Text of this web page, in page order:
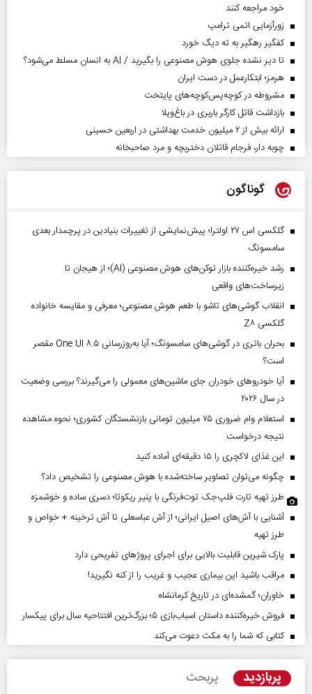
خود مراجعه کنند
زورآزمایی اتمی ترامپ
کفگیر رهگیر به ته دیگ خورد
تا دیر نشده جلوی هوش مصنوعی را بگیرید / AI به انسان مسلط می‌شود؟
هرمز؛ ابتکارعمل در دست ایران
مشروطه در کوچه‌پس‌کوچه‌های پایتخت
بازداشت قاتل کارگر باربری در باغ‌ویلا
ارائه بیش از ۲ میلیون خدمت بهداشتی در اربعین حسینی
چوبه دار، فرجام قاتلان دختربچه و مرد صاحبخانه
گوناگون
گلکسی اس ۲۷ اولترا؛ پیش‌نمایشی از تغییرات بنیادین در پرچمدار بعدی
سامسونگ
رشد خیره‌کننده بازار توکن‌های هوش مصنوعی (AI)؛ از هیجان تا
زیرساخت‌های واقعی
انقلاب گوشی‌های تاشو‌ با طعم هوش مصنوعی؛ معرفی و مقایسه خانواده
گلکسی Z۸
بحران باتری در گوشی‌های سامسونگ؛ آیا به‌روزرسانی One UI ۸.۵ مقصر
است؟
آیا خودروهای خودران جای ماشین‌های معمولی را می‌گیرند؟ بررسی وضعیت
در سال ۲۰۲۶
استعلام وام ضروری ۷۵ میلیون تومانی بازنشستگان کشوری؛ نحوه مشاهده
نتیجه درخواست
این غذای لاکچری را ۱۵ دقیقه‌ای آماده کنید
چگونه می‌توان تصاویر ساخته‌شده با هوش مصنوعی را تشخیص داد؟
طرز تهیه تارت فلپ‌جک توت‌فرنگی با پنیر ریکوتا؛ دسری ساده و خوشمزه
آشنایی با آش‌های اصیل ایرانی؛ از آش عباسعلی تا آش ترخینه + خواص و
طرز تهیه
پارک شیرین قابلیت‌ بالایی برای اجرای پروژهای تفریحی دارد
مراقب باشید این بیماری عجیب و غریب را از کنه نگیرید!
خاوران؛ گمشده‌ای در تاریخ کرمانشاه
فروش خیره‌کننده داستان اسباب‌بازی ۵؛ بزرگ‌ترین افتتاحیه سال برای پیکسار
کتابی که شما را به مکث دعوت می‌کند
پربازدید پربحث